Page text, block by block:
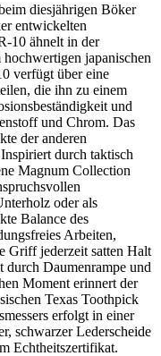
diesjährigen Böker
entwickelten
10 ähnelt in der
japanischen
verfügt über eine
die ihn zu einem
und
und Chrom. Das
der anderen
durch taktisch
Magnum Collection
oder als
Balance des
Arbeiten,
Griff jederzeit satten Halt
durch Daumenrampe und
Moment erinnert der
Texas Toothpick
erfolgt in einer
schwarzer Lederscheide
Echtheitszertifikat.